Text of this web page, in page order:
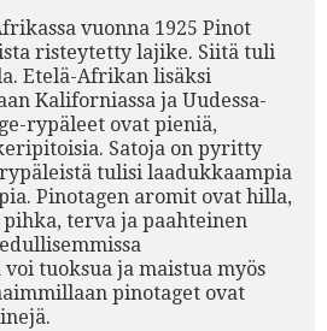
vuonna 1925 Pinot
risteytetty lajike. Siitä tuli
Etelä-Afrikan lisäksi
Kaliforniassa ja Uudessa-
rypäleet ovat pieniä,
Satoja on pyritty
tulisi laadukkaampia
Pinotagen aromit ovat hilla,
terva ja paahteinen
tuoksua ja maistua myös
pinotaget ovat